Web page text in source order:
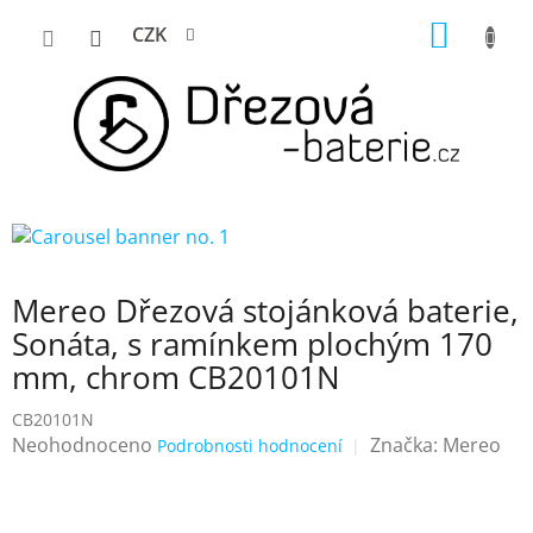
CZK
Mereo Dřezová stojánková baterie,
Sonáta, s ramínkem plochým 170
mm, chrom CB20101N
CB20101N
Průměrné
Neohodnoceno Podrobnosti hodnocení Značka: Mereo